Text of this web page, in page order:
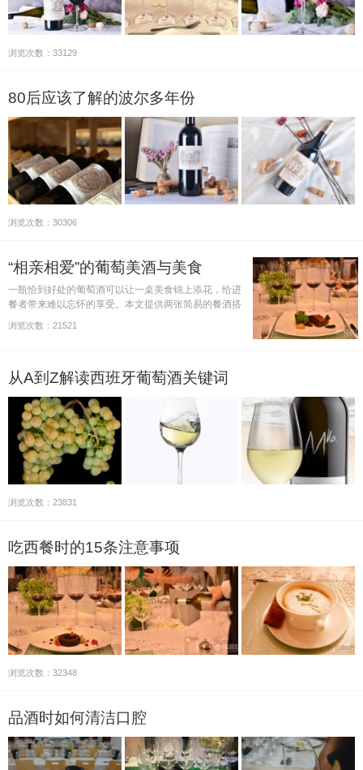
浏览次数：33129
80后应该了解的波尔多年份
浏览次数：30306
“相亲相爱”的葡萄美酒与美食
一瓶恰到好处的葡萄酒可以让一桌美食锦上添花，给进
餐者带来难以忘怀的享受。本文提供两张简易的餐酒搭
配示意图，列出了5种常见红葡萄酒和4种常见白葡萄酒
分别适合搭配哪些餐前开胃小食、主菜和餐后甜点。
浏览次数：21521
从A到Z解读西班牙葡萄酒关键词
浏览次数：23831
吃西餐时的15条注意事项
浏览次数：32348
品酒时如何清洁口腔